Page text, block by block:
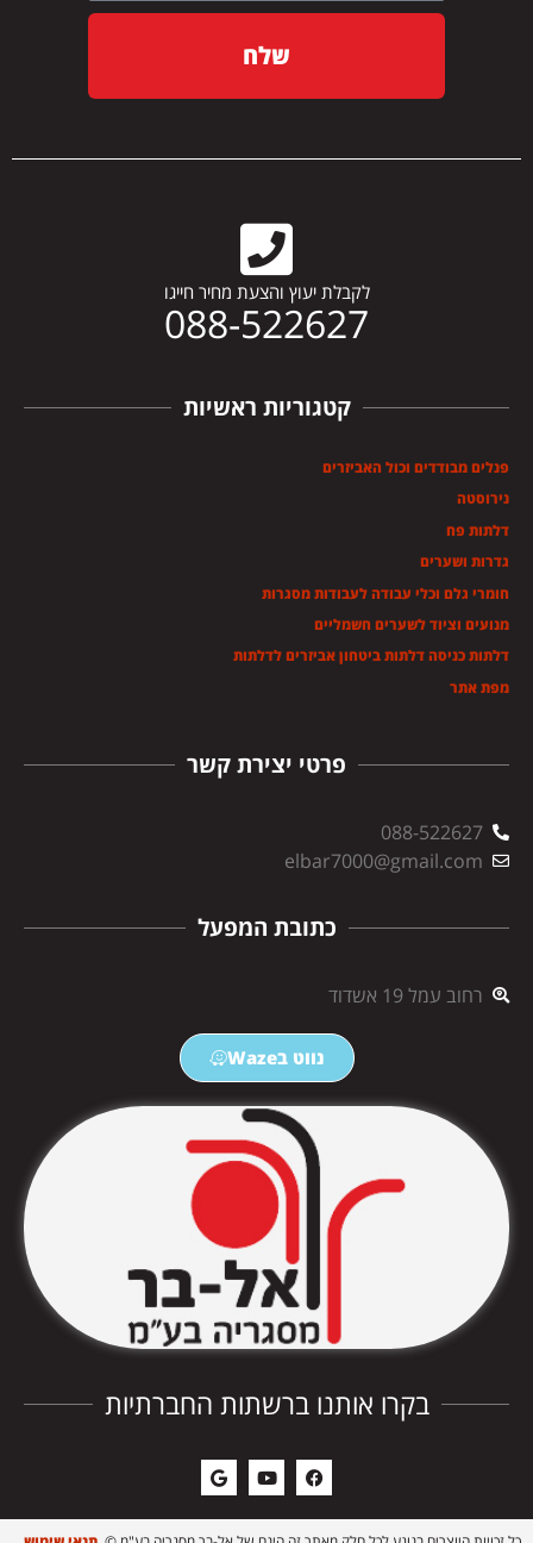
שלח
לקבלת יעוץ והצעת מחיר חייגו
088-522627
בקרו אותנו ברשתות החברתיות
פרטי יצירת קשר
088-522627
elbar7000@gmail.com
כתובת המפעל
רחוב עמל 19 אשדוד
נווט בWaze
קטגוריות ראשיות
פנלים מבודדים וכול האביזרים
נירוסטה
דלתות פח
גדרות ושערים
חומרי גלם וכלי עבודה לעבודות מסגרות
מנועים וציוד לשערים חשמליים
דלתות כניסה דלתות ביטחון אביזרים לדלתות
מפת אתר